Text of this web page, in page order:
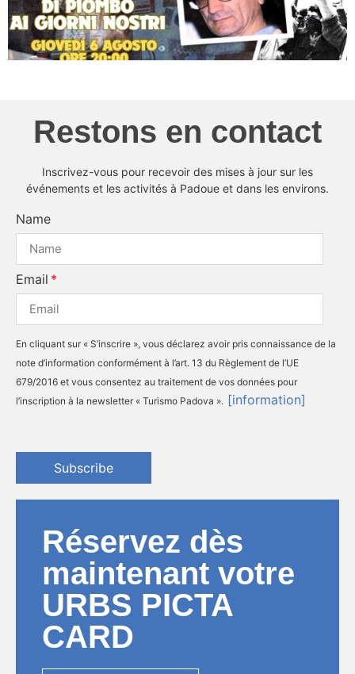
Restons en contact
Inscrivez-vous pour recevoir des mises à jour sur les
événements et les activités à Padoue et dans les environs.
Name
Email
En cliquant sur « S’inscrire », vous déclarez avoir pris connaissance de la
note d’information conformément à l’art. 13 du Règlement de l’UE
679/2016 et vous consentez au traitement de vos données pour
l’inscription à la newsletter « Turismo Padova ». [information]
Subscribe
Réservez dès
maintenant votre
URBS PICTA
CARD